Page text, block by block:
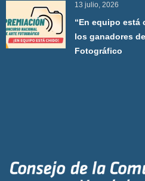
13 julio, 2026
“En equipo está
los ganadores
Fotográfico